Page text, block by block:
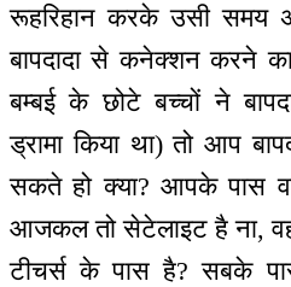
रूहरिहान करके उसी समय
बापदादा से कनेक्शन करने
बम्बई के छोटे बच्चों ने
ड्रामा किया था) तो आप
सकते हो क्या? आपके पास
आजकल तो सेटेलाइट है ना, वह
टीचर्स के पास है? सबके